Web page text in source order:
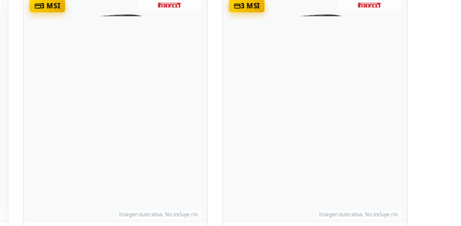
3 MSI
Imagen ilustrativa. No incluye rin.
3 MSI
Imagen ilustrativa. No incluye rin.